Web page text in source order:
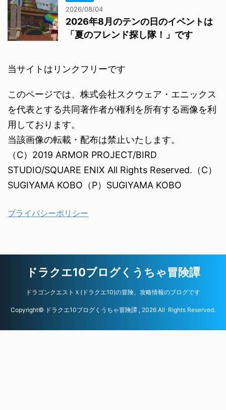
2026/08/04
2026年8月のテンの日のイベントは
「夏のフレンド探し隊！」です
当サイトはリンクフリーです
このページでは、株式会社スクウェア・エニックス
を代表とする共同著作者が権利を所有する画像を利
用しております。
当該画像の転載・配布は禁止いたします。
（C）2019 ARMOR PROJECT/BIRD
STUDIO/SQUARE ENIX All Rights Reserved.（C）
SUGIYAMA KOBO（P）SUGIYAMA KOBO
プライバシーポリシー
ドラクエ10ブログくうちゃ冒険譚
ドラゴンクエストＸ(ドラクエ10)の冒険、攻略情報のブログです
Copyright© ドラクエ10ブログくうちゃ冒険譚 , 2026 All Rights Reserved.